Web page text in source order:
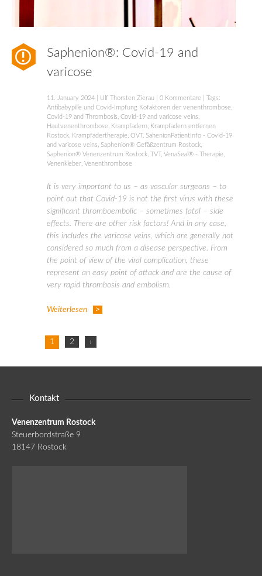
Saphenion®: Covid-19 and
varicose
11. January 2024 Ulf Thorsten Zierau 0 Kommentare | Tags:
Antibabypille und Covid-Impfung Kofaktoren der venenthrombose
Covid-19 and Thrombosis Covid-19 and varicose veins
Hautvenenthrombose
Krampfadern
Krampfadern entfernen
Rostock
Krampfadertherapie OVT, SahenionPatientInfo - Covid-19
and varicose veins
Saphenion® Gefäßzentrum Rostock
Saphenion® Venenzentrum Rostock TVT, VenaSeal® - Therapie
Venenkleber Venenthrombose
It is very important to us – as vascular surgeons – to
point out that Covid-19 is not the first virus with these
significant thromboembolic – sometimes fatal – side
effects. There are other risk factors! And in any case,
this includes the varicose veins, which are generally not
considered so much from a disease perspective. From
the point of view of the viral complication, these
represent an easy point of attack and are the cause of
very rapid thrombosis and embolism.
Weiterlesen
1 2 ›
Kontakt
Venenzentrum Rostock
Steuerbordstraße 9
18147 Rostock